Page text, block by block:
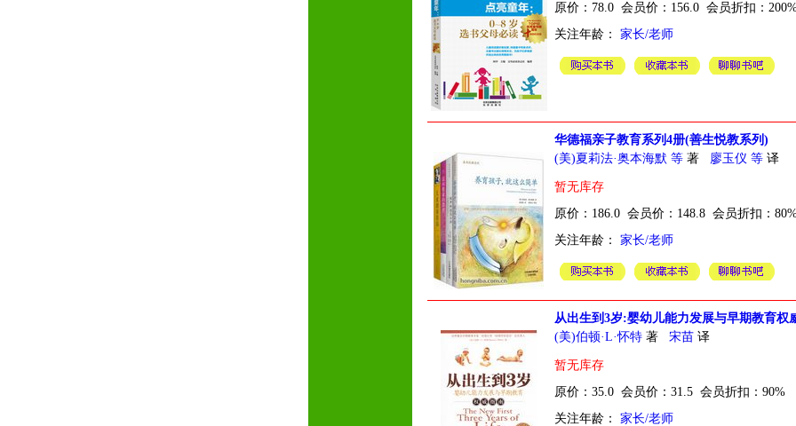
原价：78.0 会员价：156.0 会员折扣：
关注年龄： 家长/老师
华德福亲子教育系列4册(善生悦教系列)
(美)夏莉法·奥本海默 等 著 廖玉仪 等 译
暂无库存
原价：186.0 会员价：148.8 会员折扣：
关注年龄： 家长/老师
从出生到3岁:婴幼儿能力发展与早期教育权
(美)伯顿·L·怀特 著 宋苗 译
暂无库存
原价：35.0 会员价：31.5 会员折扣：90%
关注年龄： 家长/老师